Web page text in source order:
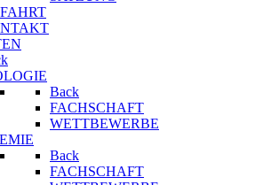
Back
FACHSCHAFT
WETTBEWERBE
Back
FACHSCHAFT